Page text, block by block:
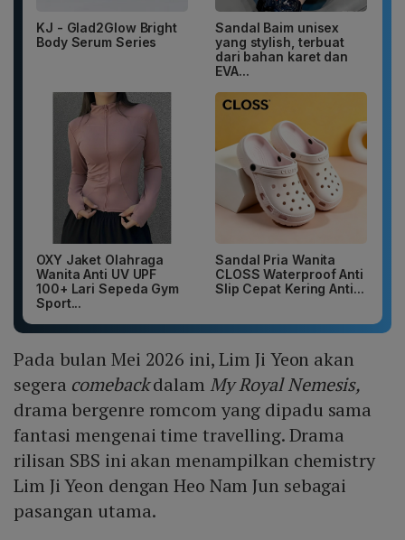
KJ - Glad2Glow Bright
Body Serum Series
Sandal Baim unisex
yang stylish, terbuat
dari bahan karet dan
EVA...
OXY Jaket Olahraga
Wanita Anti UV UPF
100+ Lari Sepeda Gym
Sport...
Sandal Pria Wanita
CLOSS Waterproof Anti
Slip Cepat Kering Anti...
Pada bulan Mei 2026 ini, Lim Ji Yeon akan
segera comebackdalam My Royal Nemesis,
drama bergenre romcom yang dipadu sama
fantasi mengenai time travelling. Drama
rilisan SBS ini akan menampilkan chemistry
Lim Ji Yeon dengan Heo Nam Jun sebagai
pasangan utama.